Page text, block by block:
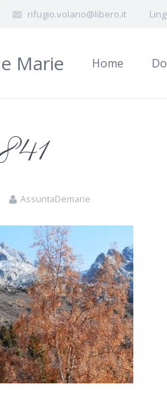
rifugio.volano@libero.it
Marie Home
AssuntaDemarie